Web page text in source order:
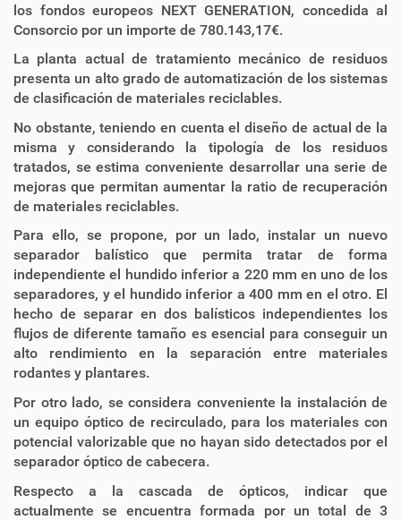
los fondos europeos NEXT GENERATION, concedida al
Consorcio por un importe de 780.143,17€.
La planta actual de tratamiento mecánico de residuos
presenta un alto grado de automatización de los sistemas
de clasificación de materiales reciclables.
No obstante, teniendo en cuenta el diseño de actual de la
misma y considerando la tipología de los residuos
tratados, se estima conveniente desarrollar una serie de
mejoras que permitan aumentar la ratio de recuperación
de materiales reciclables.
Para ello, se propone, por un lado, instalar un nuevo
separador balístico que permita tratar de forma
independiente el hundido inferior a 220 mm en uno de los
separadores, y el hundido inferior a 400 mm en el otro. El
hecho de separar en dos balísticos independientes los
flujos de diferente tamaño es esencial para conseguir un
alto rendimiento en la separación entre materiales
rodantes y plantares.
Por otro lado, se considera conveniente la instalación de
un equipo óptico de recirculado, para los materiales con
potencial valorizable que no hayan sido detectados por el
separador óptico de cabecera.
Respecto a la cascada de ópticos, indicar que
actualmente se encuentra formada por un total de 3